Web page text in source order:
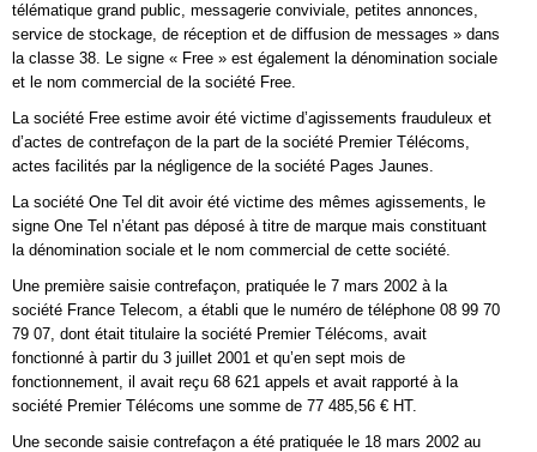
télématique grand public, messagerie conviviale, petites annonces,
service de stockage, de réception et de diffusion de messages » dans
la classe 38. Le signe « Free » est également la dénomination sociale
et le nom commercial de la société Free.
La société Free estime avoir été victime d’agissements frauduleux et
d’actes de contrefaçon de la part de la société Premier Télécoms,
actes facilités par la négligence de la société Pages Jaunes.
La société One Tel dit avoir été victime des mêmes agissements, le
signe One Tel n’étant pas déposé à titre de marque mais constituant
la dénomination sociale et le nom commercial de cette société.
Une première saisie contrefaçon, pratiquée le 7 mars 2002 à la
société France Telecom, a établi que le numéro de téléphone 08 99 70
79 07, dont était titulaire la société Premier Télécoms, avait
fonctionné à partir du 3 juillet 2001 et qu’en sept mois de
fonctionnement, il avait reçu 68 621 appels et avait rapporté à la
société Premier Télécoms une somme de 77 485,56 € HT.
Une seconde saisie contrefaçon a été pratiquée le 18 mars 2002 au